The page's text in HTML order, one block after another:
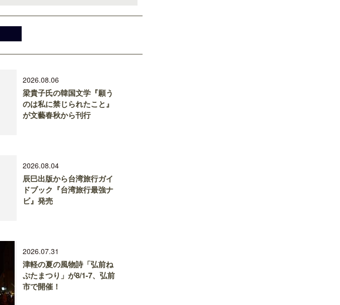
2026.08.06
梁貴子氏の韓国文学『願う
のは私に禁じられたこと』
が文藝春秋から刊行
2026.08.04
辰巳出版から台湾旅行ガイ
ドブック『台湾旅行最強ナ
ビ』発売
2026.07.31
津軽の夏の風物詩「弘前ね
ぷたまつり」が8/1-7、弘前
市で開催！